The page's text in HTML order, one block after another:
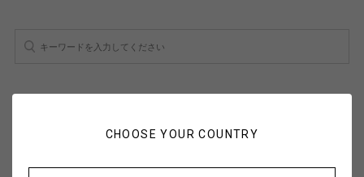
CHOOSE YOUR COUNTRY